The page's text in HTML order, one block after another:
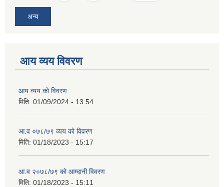
अन्य
आय व्यय विवरण
आय व्यय को विवरण
मिति: 01/09/2024 - 13:54
आ.व ०७८/७९ व्यय को विवरण
मिति: 01/18/2023 - 15:17
आ.व २०७८/७९ को आम्दानी विवरण
मिति: 01/18/2023 - 15:11